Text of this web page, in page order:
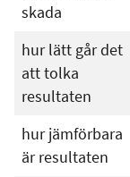
skada
hur lätt går det
att tolka
resultaten
hur jämförbara
är resultaten